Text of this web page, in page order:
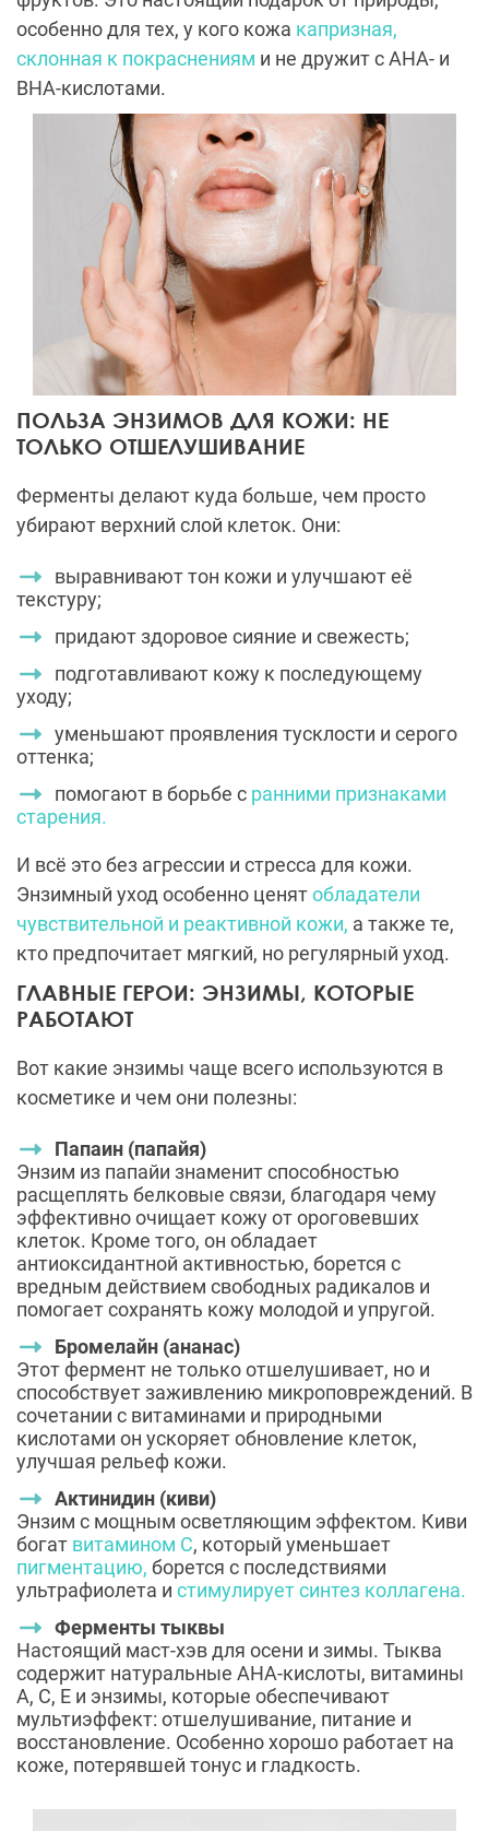
особенно для тех, у кого кожа капризная,
склонная к покраснениям и не дружит с AHA- и
BHA-кислотами.
ПОЛЬЗА ЭНЗИМОВ ДЛЯ КОЖИ: НЕ
ТОЛЬКО ОТШЕЛУШИВАНИЕ
Ферменты делают куда больше, чем просто
убирают верхний слой клеток. Они:
выравнивают тон кожи и улучшают её
текстуру;
придают здоровое сияние и свежесть;
подготавливают кожу к последующему
уходу;
уменьшают проявления тусклости и серого
оттенка;
помогают в борьбе с ранними признаками
старения.
И всё это без агрессии и стресса для кожи.
Энзимный уход особенно ценятобладатели
чувствительной и реактивной кожи, а также те,
кто предпочитает мягкий, но регулярный уход.
ГЛАВНЫЕ ГЕРОИ: ЭНЗИМЫ, КОТОРЫЕ
РАБОТАЮТ
Вот какие энзимы чаще всего используются в
косметике и чем они полезны:
Папаин (папайя)
Энзим из папайи знаменит способностью
расщеплять белковые связи, благодаря чему
эффективно очищает кожу от ороговевших
клеток. Кроме того, он обладает
антиоксидантной активностью, борется с
вредным действием свободных радикалов и
помогает сохранять кожу молодой и упругой.
Бромелайн (ананас)
Этот фермент не только отшелушивает, но и
способствует заживлению микроповреждений. В
сочетании с витаминами и природными
кислотами он ускоряет обновление клеток,
улучшая рельеф кожи.
Актинидин (киви)
Энзим с мощным осветляющим эффектом. Киви
богат витамином C, который уменьшает
пигментацию, борется с последствиями
ультрафиолета и стимулирует синтез коллагена.
Ферменты тыквы
Настоящий маст-хэв для осени и зимы. Тыква
содержит натуральные AHA-кислоты, витамины
A, C, E и энзимы, которые обеспечивают
мультиэффект: отшелушивание, питание и
восстановление. Особенно хорошо работает на
коже, потерявшей тонус и гладкость.